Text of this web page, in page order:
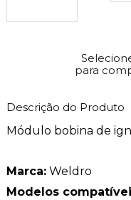
para
Descrição do Produto
Módulo bobina de
Marca:Weldro
Modelos